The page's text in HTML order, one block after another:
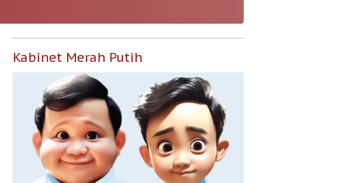
Kabinet Merah Putih